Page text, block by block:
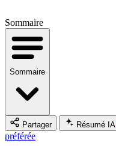
Sommaire
Sommaire
Partager Résumé IA
préférée